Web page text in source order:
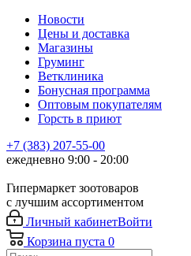
Новости
Цены и доставка
Магазины
Груминг
Ветклиника
Бонусная программа
Оптовым покупателям
Горсть в приют
+7 (383) 207-55-00
ежедневно 9:00 - 20:00
Гипермаркет зоотоваров
с лучшим ассортиментом
Личный кабинетВойти
Корзина пуста 0